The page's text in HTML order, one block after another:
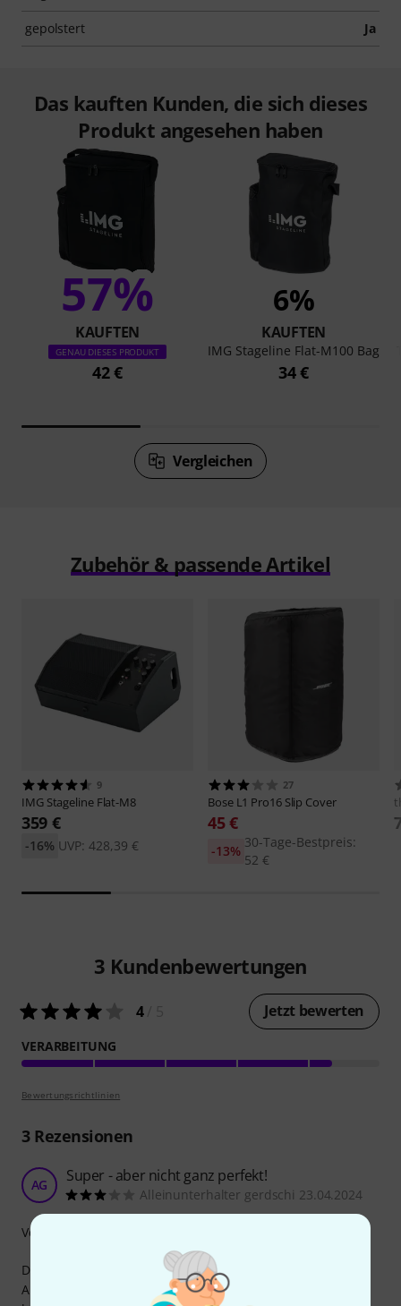
gepolstert Ja
Das kauften Kunden, die sich dieses
Produkt angesehen haben
57%
KAUFTEN
GENAU DIESES PRODUKT
42 €
6%
KAUFTEN
IMG Stageline Flat-M100 Bag
34 €
Vergleichen
Zubehör & passende Artikel
9
IMG Stageline Flat-M8
359 €
UVP: 428,39 €
-16%
27
Bose L1 Pro16 Slip Cover
45 €
30-Tage-Bestpreis:
52 €
-13%
3 Kundenbewertungen
4/ 5 Jetzt bewerten
VERARBEITUNG
Bewertungsrichtlinien
3Rezensionen
AG Super - aber nicht ganz perfekt!
Alleinunterhalter gerdschi 23.04.2024
Die Tasche ist eigentlich ganz gut verarbeitet.
Abzug bei den Sternen da die Tasche keinen Schultergurt
Verarbeitung